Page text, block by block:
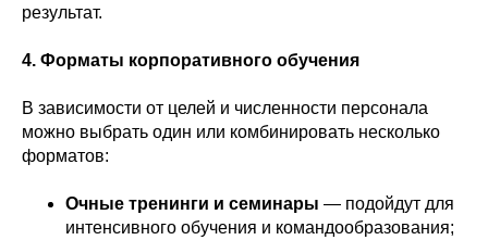
результат.
4. Форматы корпоративного обучения
В зависимости от целей и численности персонала
можно выбрать один или комбинировать несколько
форматов:
Очные тренинги и семинары — подойдут для
интенсивного обучения и командообразования;